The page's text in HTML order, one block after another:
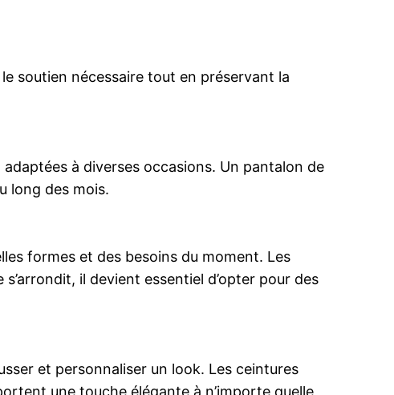
soutien nécessaire tout en préservant la
à diverses occasions. Un pantalon de
long des mois.
formes et des besoins du moment. Les
il devient essentiel d’opter pour des
et personnaliser un look. Les ceintures
une touche élégante à n’importe quelle